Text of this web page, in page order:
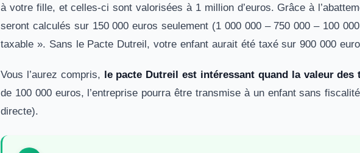
à votre fille, et celles-ci sont valorisées à 1 million d’euros. Grâce à
seront calculés sur 150 000 euros seulement (1 000 000 – 750 000 – 100
taxable ». Sans le Pacte Dutreil, votre enfant aurait été taxé sur 900 000
Vous l’aurez compris, le pacte Dutreil est intéressant quand la valeur des
de 100 000 euros, l’entreprise pourra être transmise à un enfant sans
directe).